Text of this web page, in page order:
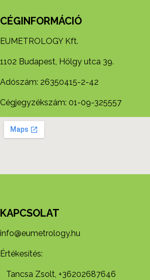
CÉGINFORMÁCIÓ
EUMETROLOGY Kft.
1102 Budapest, Hölgy utca 39.
Adószám: 26350415-2-42
Cégjegyzékszám: 01-09-325557
KAPCSOLAT
info@eumetrology.hu
Értékesítés:
Tancsa Zsolt, +36202687646